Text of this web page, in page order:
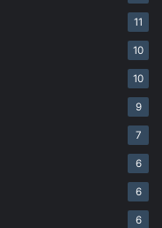
11
10
10
9
7
6
6
6